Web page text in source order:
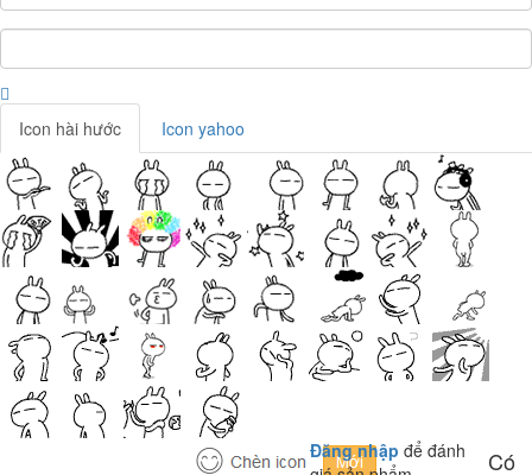
Icon hài hước Icon yahoo
Đăng nhập để đánh
Có